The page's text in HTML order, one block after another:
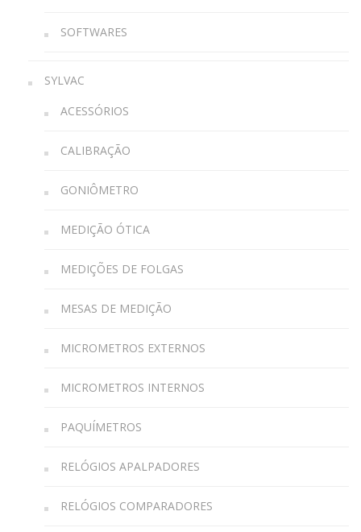
SOFTWARES
SYLVAC
ACESSÓRIOS
CALIBRAÇÃO
GONIÔMETRO
MEDIÇÃO ÓTICA
MEDIÇÕES DE FOLGAS
MESAS DE MEDIÇÃO
MICROMETROS EXTERNOS
MICROMETROS INTERNOS
PAQUÍMETROS
RELÓGIOS APALPADORES
RELÓGIOS COMPARADORES